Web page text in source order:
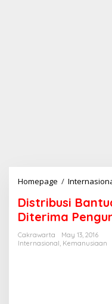
Homepage /
Distribusi
Diterima
Cakrawarta
May 13, 2016
Internasional, Kemanusiaan